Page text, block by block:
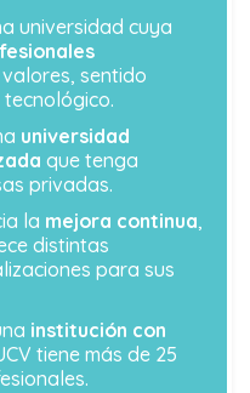
universidad cuya
sentido
universidad
que tenga
privadas.
la mejora continua,
distintas
para sus
institución con
tiene más de 25